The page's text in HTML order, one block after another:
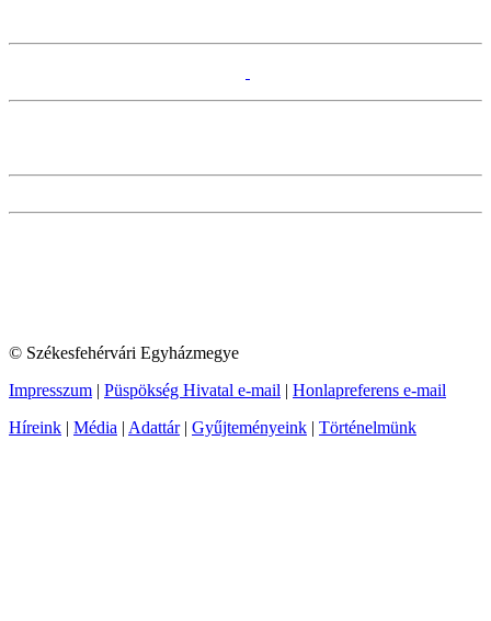
© Székesfehérvári Egyházmegye
Impresszum | Püspökség Hivatal e-mail | Honlapreferens e-mail
Híreink | Média | Adattár| Gyűjteményeink | Történelmünk